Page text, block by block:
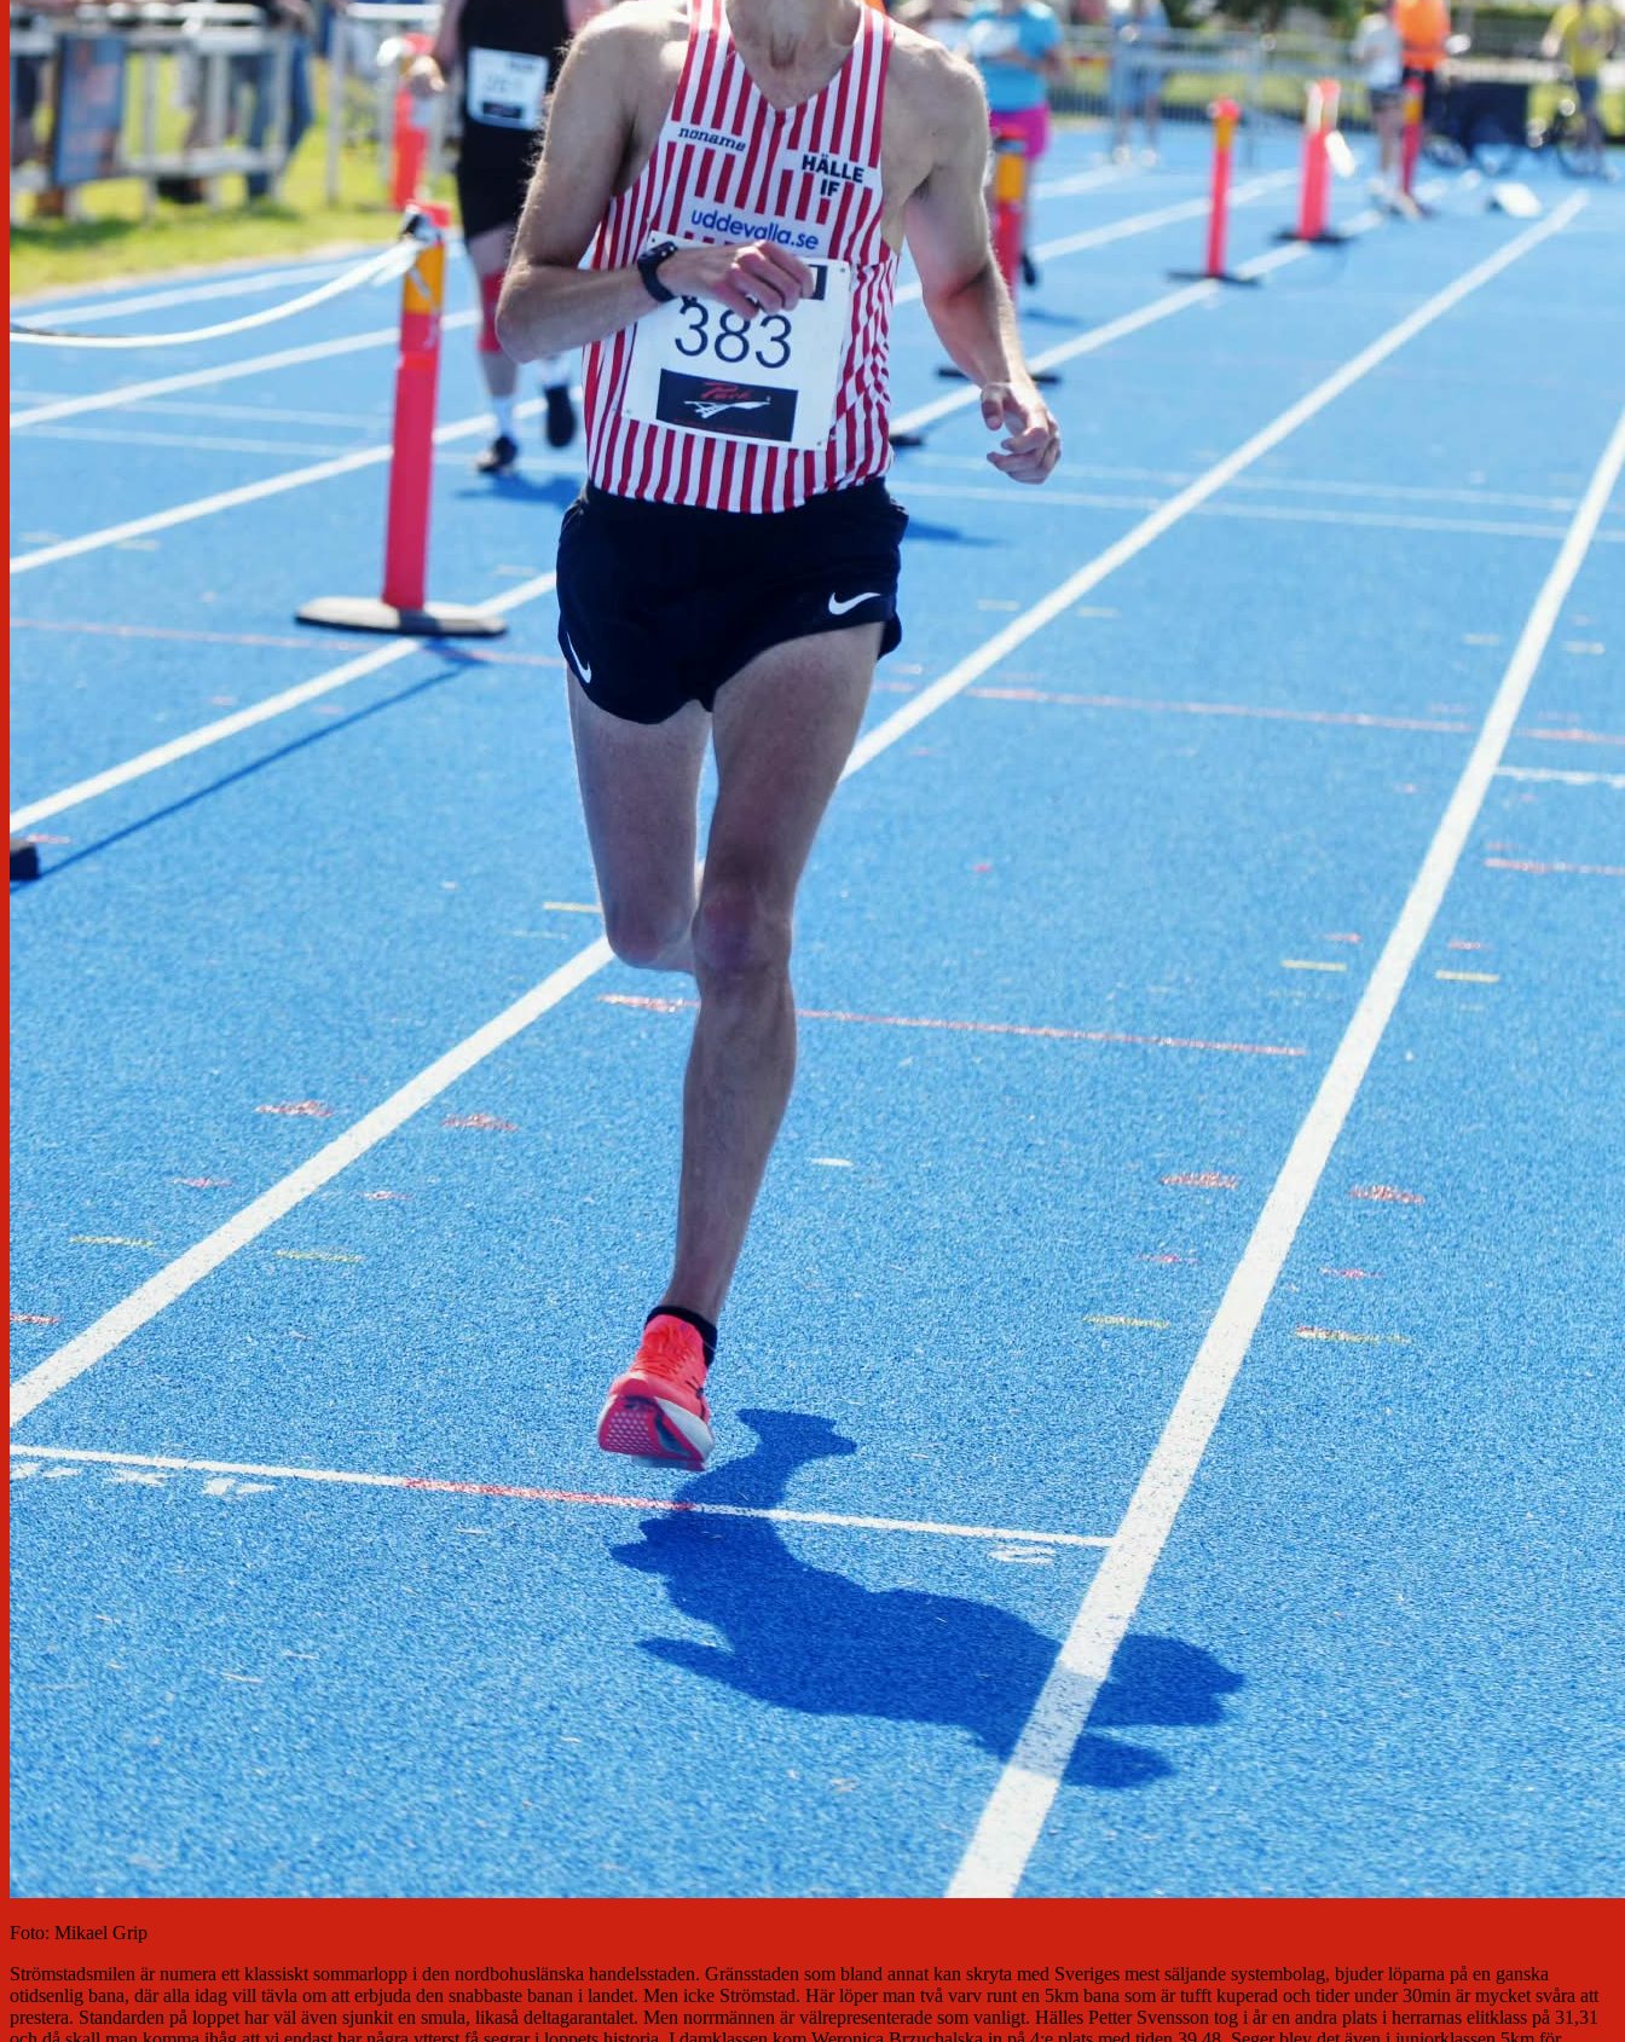
Foto: Mikael Grip
Strömstadsmilen är numera ett klassiskt sommarlopp i den nordbohuslänska handelsstaden. Gränsstaden som bland annat kan skryta med Sveriges mest säljande systembolag, bjuder löparna på en ganska
otidsenlig bana, där alla idag vill tävla om att erbjuda den snabbaste banan i landet. Men icke Strömstad. Här löper man två varv runt en 5km bana som är tufft kuperad och tider under 30min är mycket svåra att
prestera. Standarden på loppet har väl även sjunkit en smula, likaså deltagarantalet. Men norrmännen är välrepresenterade som vanligt. Hälles Petter Svensson tog i år en andra plats i herrarnas elitklass på 31,31